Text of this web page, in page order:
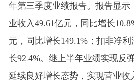
年第三季度业绩报告。报告显示
业收入49.61亿元，同比增长
元，同比增长149.1%；扣非净
长92.4%。继上半年业绩实现反
延续良好增长态势，实现营业收